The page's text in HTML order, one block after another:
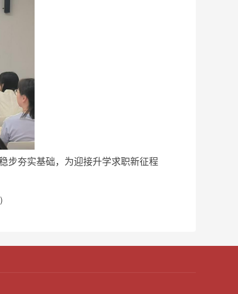
步夯实基础，为迎接升学求职新征程